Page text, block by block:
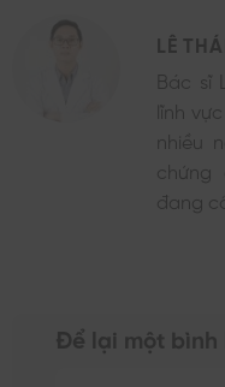
LÊ
Bác sĩ
lĩnh
nhiều
đang
Để lại một bình